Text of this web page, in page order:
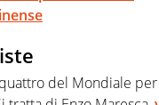
del Mondiale per